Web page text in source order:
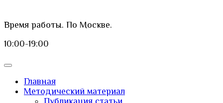
Время работы. По Москве.
10:00-19:00
Главная
Методический материал
Публикация статьи